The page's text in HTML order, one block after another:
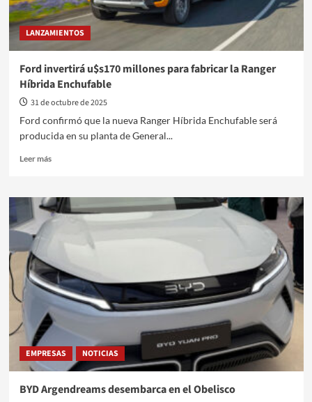
LANZAMIENTOS
Ford invertirá u$s170 millones para fabricar la Ranger
Híbrida Enchufable
31 de octubre de 2025
Ford confirmó que la nueva Ranger Híbrida Enchufable será
producida en su planta de General...
Leer másLeer
Ford
invertirá
u$s170
fabricar
la
Ranger
Híbrida
Enchufable
EMPRESAS NOTICIAS
BYD Argendreams desembarca en el Obelisco